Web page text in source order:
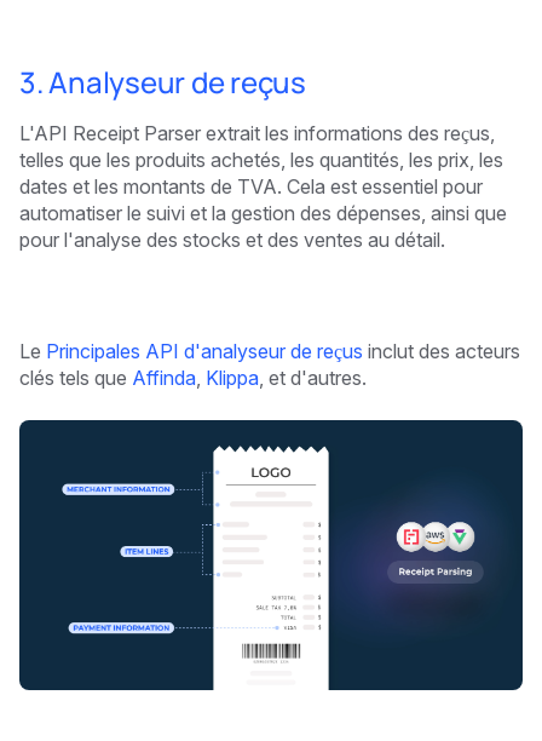
3. Analyseur de reçus
L'API Receipt Parser extrait les informations des reçus,
telles que les produits achetés, les quantités, les prix, les
dates et les montants de TVA. Cela est essentiel pour
automatiser le suivi et la gestion des dépenses, ainsi que
pour l'analyse des stocks et des ventes au détail.
Le Principales API d'analyseur de reçus inclut des acteurs
clés tels que Affinda, Klippa, et d'autres.